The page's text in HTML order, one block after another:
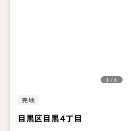
売地
目黒区目黒４丁目
1 / 6